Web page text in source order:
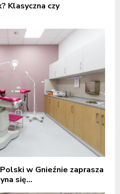
Klasyczna czy
w Gnieźnie zaprasza
się...